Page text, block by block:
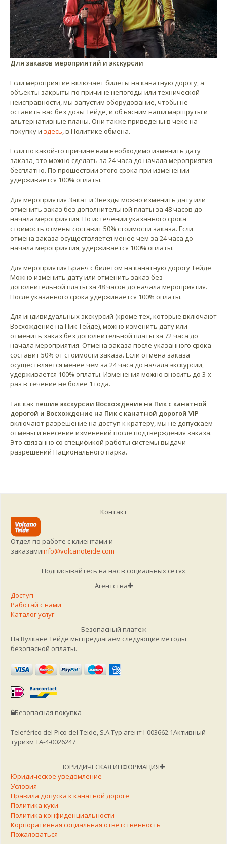
Для заказов мероприятий и экскурсии
Если мероприятие включает билеты на канатную дорогу, а
объекты закрыты по причине непогоды или технической
неисправности, мы запустим оборудование, чтобы не
оставить вас без дозы Тейде, и объясним наши маршруты и
альтернативные планы. Они также приведены в чеке на
покупку и здесь, в Политике обмена.
Если по какой-то причине вам необходимо изменить дату
заказа, это можно сделать за 24 часа до начала мероприятия
бесплатно. По прошествии этого срока при изменении
удерживается 100% оплаты.
Для мероприятия Закат и Звезды можно изменить дату или
отменить заказ без дополнительной платы за 48 часов до
начала мероприятия. По истечении указанного срока
стоимость отмены составит 50% стоимости заказа. Если
отмена заказа осуществляется менее чем за 24 часа до
начала мероприятия, удерживается 100% оплаты.
Для мероприятия Бранч с билетом на канатную дорогу Тейде
Можно изменить дату или отменить заказ без
дополнительной платы за 48 часов до начала мероприятия.
После указанного срока удерживается 100% оплаты.
Для индивидуальных экскурсий (кроме тех, которые включают
Восхождение на Пик Тейде), можно изменить дату или
отменить заказ без дополнительной платы за 72 часа до
начала мероприятия. Отмена заказа после указанного срока
составит 50% от стоимости заказа. Если отмена заказа
осуществляется менее чем за 24 часа до начала экскурсии,
удерживается 100% оплаты. Изменения можно вносить до 3-х
раз в течение не более 1 года.
Так как пешие экскурсии Восхождение на Пик с канатной
дорогой и Восхождение на Пик с канатной дорогой VIP
включают разрешение на доступ к кратеру, мы не допускаем
отмены и внесение изменений после подтверждения заказа.
Это связанно со спецификой работы системы выдачи
разрешений Национального парка.
Контакт
Отдел по работе с клиентами и
заказамиinfo@volcanoteide.com
Подписывайтесь на нас в социальных сетях
Агентства
Доступ
Работай с нами
Каталог услуг
Безопасный платеж
На Вулкане Тейде мы предлагаем следующие методы
безопасной оплаты.
Безопасная покупка
Teleférico del Pico del Teide, S.A.Тур агент I-003662.1Активный
туризм TA-4-0026247
ЮРИДИЧЕСКАЯ ИНФОРМАЦИЯ
Юридическое уведомление
Условия
Правила допуска к канатной дороге
Политика куки
Политика конфиденциальности
Корпоративная социальная ответственность
Пожаловаться